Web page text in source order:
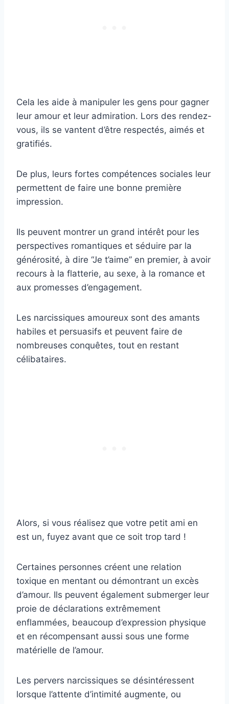
Cela les aide à manipuler les gens pour gagner
leur amour et leur admiration. Lors des rendez-
vous, ils se vantent d’être respectés, aimés et
gratifiés.
De plus, leurs fortes compétences sociales leur
permettent de faire une bonne première
impression.
Ils peuvent montrer un grand intérêt pour les
perspectives romantiques et séduire par la
générosité, à dire “Je t’aime” en premier, à avoir
recours à la flatterie, au sexe, à la romance et
aux promesses d’engagement.
Les narcissiques amoureux sont des amants
habiles et persuasifs et peuvent faire de
nombreuses conquêtes, tout en restant
célibataires.
Alors, si vous réalisez que votre petit ami en
est un, fuyez avant que ce soit trop tard !
Certaines personnes créent une relation
toxique en mentant ou démontrant un excès
d’amour. Ils peuvent également submerger leur
proie de déclarations extrêmement
enflammées, beaucoup d’expression physique
et en récompensant aussi sous une forme
matérielle de l’amour.
Les pervers narcissiques se désintéressent
lorsque l’attente d’intimité augmente, ou